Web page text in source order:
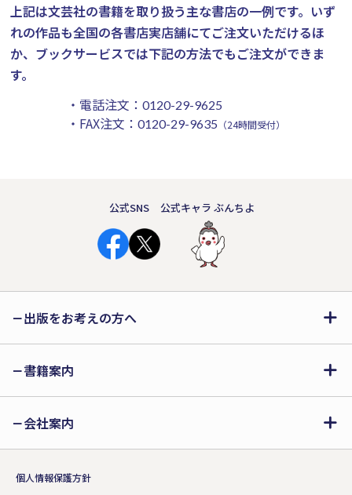
上記は文芸社の書籍を取り扱う主な書店の一例です。 いず
れの作品も全国の各書店実店舗にてご注文いただけるほ
か、ブックサービスでは下記の方法でもご注文ができま
す。
・電話注文： 0120-29-9625
・FAX注文： 0120-29-9635 （24時間受付）
公式SNS 公式キャラ ぶんちよ
出版をお考えの方へ
書籍案内
会社案内
個人情報保護方針